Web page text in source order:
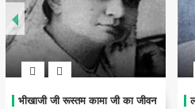
राजा रमन्ना जी का जीवन परिचय